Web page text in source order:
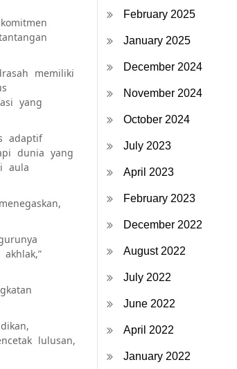
memiliki
yang
adaptif
dunia yang
aula
lulusan,
February 2025
January 2025
December 2024
November 2024
October 2024
July 2023
April 2023
February 2023
December 2022
August 2022
July 2022
June 2022
April 2022
January 2022